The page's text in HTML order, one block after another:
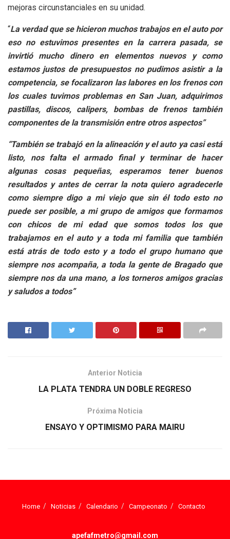
mejoras circunstanciales en su unidad.
“La verdad que se hicieron muchos trabajos en el auto por
eso no estuvimos presentes en la carrera pasada, se
invirtió mucho dinero en elementos nuevos y como
estamos justos de presupuestos no pudimos asistir a la
competencia, se focalizaron las labores en los frenos con
los cuales tuvimos problemas en San Juan, adquirimos
pastillas, discos, calipers, bombas de frenos también
componentes de la transmisión entre otros aspectos”
“También se trabajó en la alineación y el auto ya casi está
listo, nos falta el armado final y terminar de hacer
algunas cosas pequeñas, esperamos tener buenos
resultados y antes de cerrar la nota quiero agradecerle
como siempre digo a mi viejo que sin él todo esto no
puede ser posible, a mi grupo de amigos que formamos
con chicos de mi edad que somos todos los que
trabajamos en el auto y a toda mi familia que también
está atrás de todo esto y a todo el grupo humano que
siempre nos acompaña, a toda la gente de Bragado que
siempre nos da una mano, a los torneros amigos gracias
y saludos a todos”
Anterior Noticia
LA PLATA TENDRA UN DOBLE REGRESO
Próxima Noticia
ENSAYO Y OPTIMISMO PARA MAIRU
Home Noticias Calendario Campeonato Contacto
apefafmetro@gmail.com